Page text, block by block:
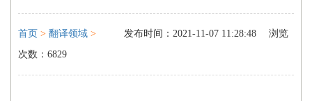
首页 > 翻译领域 > 发布时间：2021-11-07 11:28:48
浏览
次数：6829